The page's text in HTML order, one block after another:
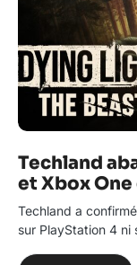
Techland
et Xbox
Techland a
sur PlayStation 4